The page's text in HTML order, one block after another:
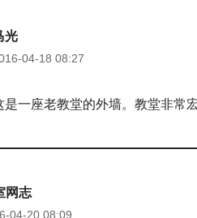
光
04-18 08:27
是一座老教堂的外墙。教堂非常
网志
04-20 08:09